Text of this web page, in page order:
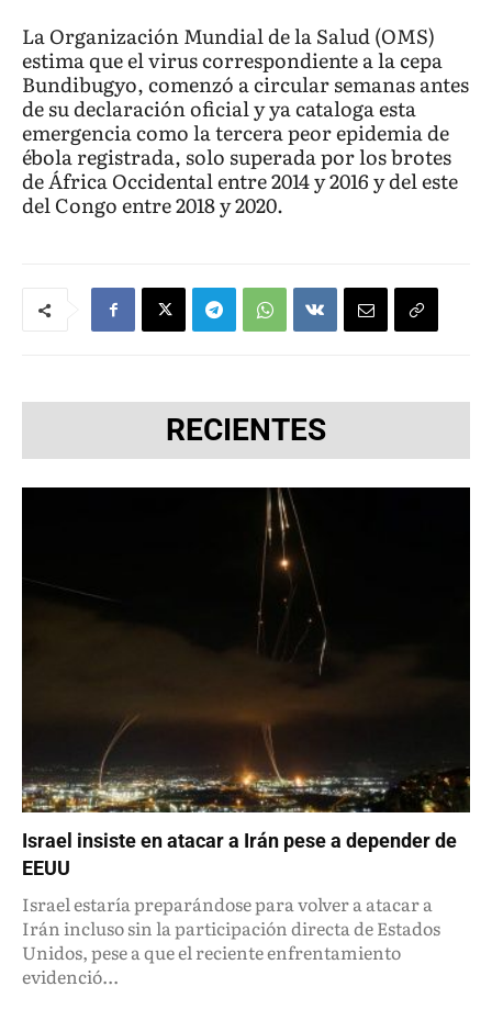
La Organización Mundial de la Salud (OMS)
estima que el virus correspondiente a la cepa
Bundibugyo, comenzó a circular semanas antes
de su declaración oficial y ya cataloga esta
emergencia como la tercera peor epidemia de
ébola registrada, solo superada por los brotes
de África Occidental entre 2014 y 2016 y del este
del Congo entre 2018 y 2020.
RECIENTES
Israel insiste en atacar a Irán pese a depender de
EEUU
Israel estaría preparándose para volver a atacar a
Irán incluso sin la participación directa de Estados
Unidos, pese a que el reciente enfrentamiento
evidenció...